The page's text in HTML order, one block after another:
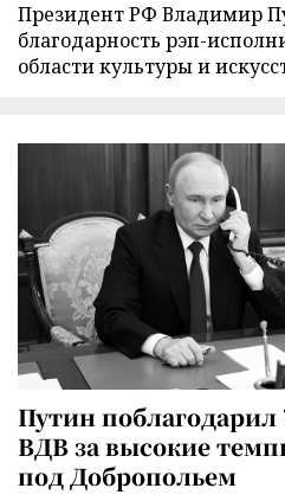
Президент РФ Владимир
благодарность рэп-
области культуры и
Путин
ВДВ за высокие
под Добропольем